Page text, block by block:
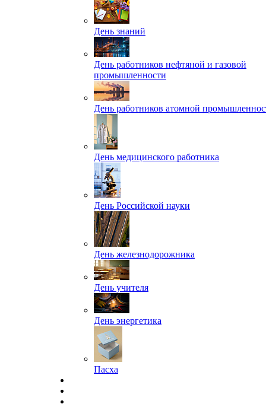
День знаний
День работников нефтяной и газовой
промышленности
День работников атомной
День медицинского работника
День Российской науки
День железнодорожника
День учителя
День энергетика
Пасха